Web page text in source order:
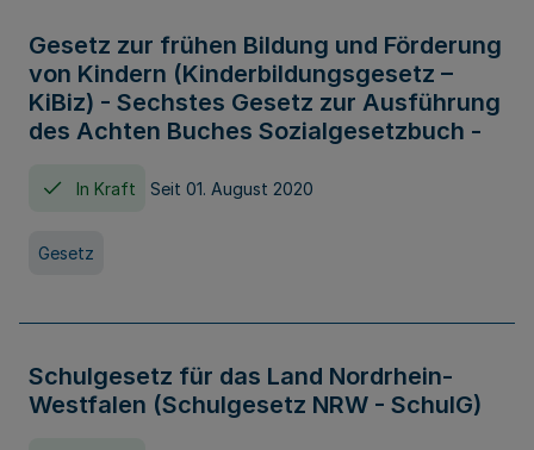
Gesetz zur frühen Bildung und Förderung
von Kindern (Kinderbildungsgesetz –
KiBiz) - Sechstes Gesetz zur Ausführung
des Achten Buches Sozialgesetzbuch -
In Kraft Seit 01. August 2020
Gesetz
Schulgesetz für das Land Nordrhein-
Westfalen (Schulgesetz NRW - SchulG)